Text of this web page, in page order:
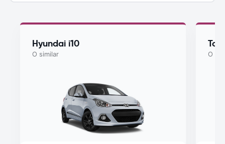
Hyundai i10
O similar O